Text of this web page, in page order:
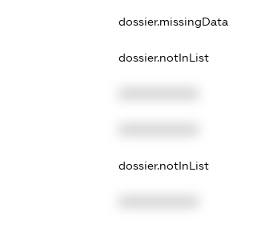
dossier.missingData
dossier.notInList
dossier.notInList